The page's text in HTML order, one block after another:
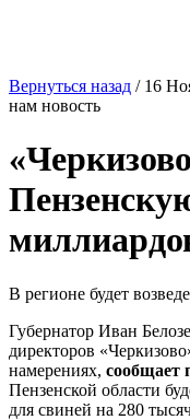
Вернуться назад / 16
нам новость
В регионе будет
Губернатор Иван
директоров
намерениях, сообщает
Пензенской области
для свиней на 280